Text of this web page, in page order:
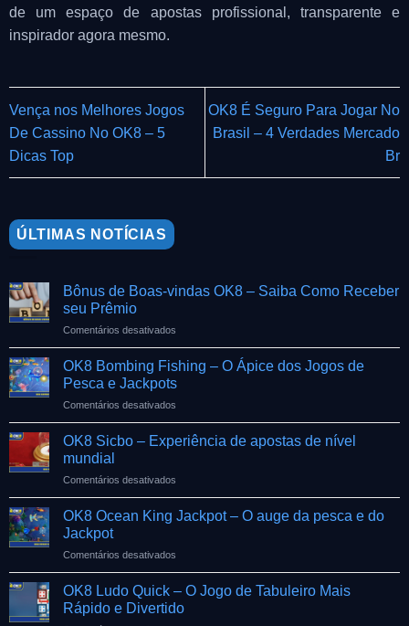
de um espaço de apostas profissional, transparente e
inspirador agora mesmo.
Vença nos Melhores Jogos
De Cassino No OK8 – 5
Dicas Top
OK8 É Seguro Para Jogar No
Brasil – 4 Verdades Mercado
Br
ÚLTIMAS NOTÍCIAS
Bônus de Boas-vindas OK8 – Saiba Como Receber
seu Prêmio
Comentários desativados
Bônus
de
Boas-
vindas
–
Saiba
Prêmio
OK8 Bombing Fishing – O Ápice dos Jogos de
Pesca e Jackpots
Comentários desativados
OK8
Bombing
Ápice
dos
e
Jackpots
OK8 Sicbo – Experiência de apostas de nível
mundial
Comentários desativados
OK8
Sicbo
apostas
de
nível
OK8 Ocean King Jackpot – O auge da pesca e do
Jackpot
Comentários desativados
OK8
Ocean
Jackpot
OK8 Ludo Quick – O Jogo de Tabuleiro Mais
Rápido e Divertido